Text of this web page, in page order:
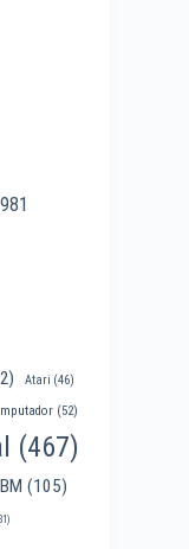
Atari (46)
(52)
(467)
(105)